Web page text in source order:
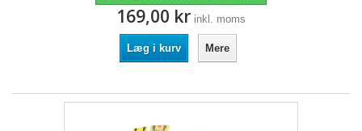
169,00 kr inkl. moms
Læg i kurv Mere